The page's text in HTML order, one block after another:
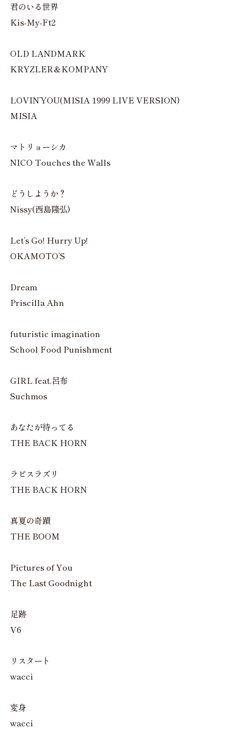
君のいる世界
Kis-My-Ft2
OLD LANDMARK
KRYZLER＆KOMPANY
LOVIN’YOU(MISIA 1999 LIVE VERSION)
MISIA
マトリョーシカ
NICO Touches the Walls
どうしようか？
Nissy(西島隆弘)
Let’s Go! Hurry Up!
OKAMOTO’S
Dream
Priscilla Ahn
futuristic imagination
School Food Punishment
GIRL feat.呂布
Suchmos
あなたが待ってる
THE BACK HORN
ラピスラズリ
THE BACK HORN
真夏の奇蹟
THE BOOM
Pictures of You
The Last Goodnight
足跡
V6
リスタート
wacci
変身
wacci